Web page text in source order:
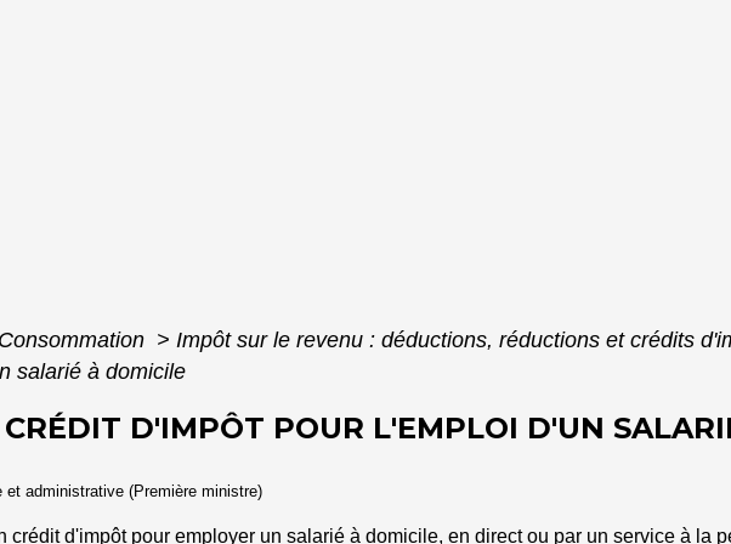
> Impôt sur le revenu : déductions, réductions et crédits
salarié à domicile
D'IMPÔT POUR L'EMPLOI D'UN
administrative (Première ministre)
crédit d'impôt pour employer un salarié à domicile, en direct ou par un service à la